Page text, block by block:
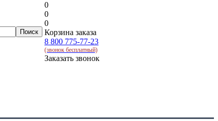
0
0
0
Корзина заказа
8 800 775-77-23
(звонок бесплатный)
Заказать звонок